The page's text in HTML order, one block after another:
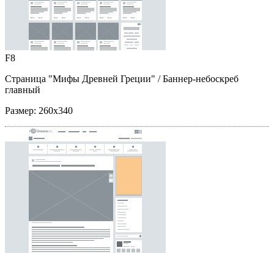
F8
Страница "Мифы Древней Греции" / Баннер-небоскреб
главный
Размер: 260x340